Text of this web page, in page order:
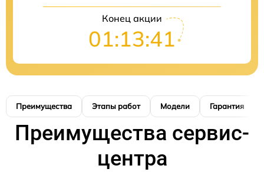
Конец акции
01:13:40
Преимущества Этапы работ Модели Гарантия
Преимущества сервис-
центра